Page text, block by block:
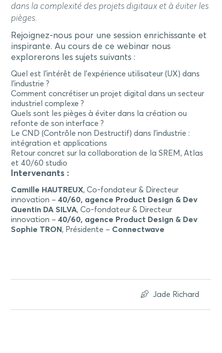
dans la complexité des projets digitaux et à éviter les
pièges.
Rejoignez-nous pour une session enrichissante et
inspirante. Au cours de ce webinar nous
explorerons les sujets suivants :
Quel est l’intérêt de l’expérience utilisateur (UX) dans
l’industrie ?
Comment concrétiser un projet digital dans un secteur
industriel complexe ?
Quels sont les pièges à éviter dans la création ou
refonte de son interface ?
Le CND (Contrôle non Destructif) dans l’industrie :
intégration et applications
Retour concret sur la collaboration de la SREM, Atlas
et 40/60 studio
Intervenants :
Camille HAUTREUX, Co-fondateur & Directeur
innovation –40/60, agence Product Design & Dev
Quentin DA SILVA, Co-fondateur & Directeur
innovation –40/60, agence Product Design & Dev
Sophie TRON, Présidente – Connectwave
Jade Richard